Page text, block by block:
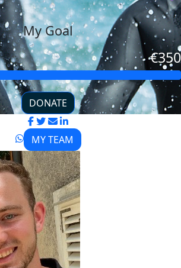
My Goal
€350
DONATE
MY TEAM